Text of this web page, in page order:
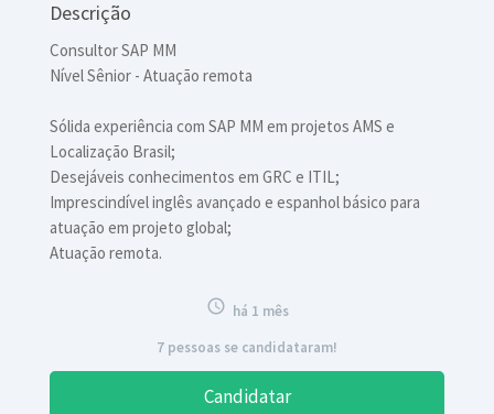
Descrição
Consultor SAP MM
Nível Sênior - Atuação remota
Sólida experiência com SAP MM em projetos AMS e
Localização Brasil;
Desejáveis conhecimentos em GRC e ITIL;
Imprescindível inglês avançado e espanhol básico para
atuação em projeto global;
Atuação remota.
 há 1 mês
7 pessoas se candidataram!
Candidatar